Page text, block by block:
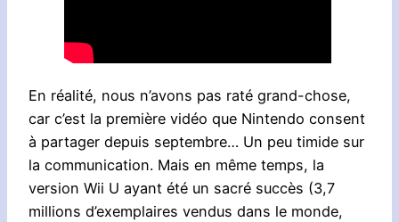
En réalité, nous n’avons pas raté grand-chose,
car c’est la première vidéo que Nintendo consent
à partager depuis septembre… Un peu timide sur
la communication. Mais en même temps, la
version Wii U ayant été un sacré succès (3,7
millions d’exemplaires vendus dans le monde,